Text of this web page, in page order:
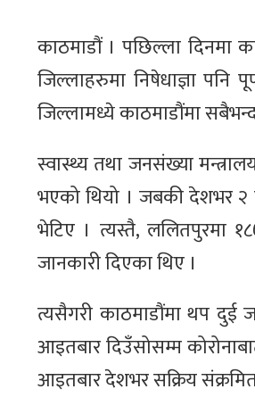
काठमाडौं । पछिल्ला दिनमा
जिल्लाहरुमा निषेधाज्ञा
जिल्लामध्ये काठमाडौंमा
स्वास्थ्य तथा जनसंख्या
भएको थियो । जबकी देशभर २
भेटिए । त्यस्तै, ललितपुरमा
जानकारी दिएका थिए ।
त्यसैगरी काठमाडौंमा थप
आइतबार दिउँसोसम्म
आइतबार देशभर सक्रिय